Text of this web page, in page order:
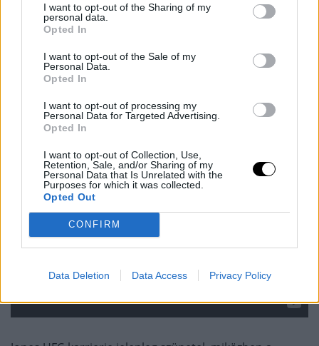
I want to opt-out of the Sharing of my
personal data.
Opted In
I want to opt-out of the Sale of my
Personal Data.
Opted In
I want to opt-out of processing my
Personal Data for Targeted Advertising.
Opted In
I want to opt-out of Collection, Use,
Retention, Sale, and/or Sharing of my
Personal Data that Is Unrelated with the
Purposes for which it was collected.
Opted Out
CONFIRM
Data Deletion Data Access Privacy Policy
magyar idő szerint a kártya vasárnap éjfélkor
kezdődik. A műsort teljesen ingyen lehet nézni a
YouTube-on: